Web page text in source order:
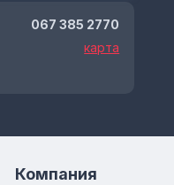
067 385 2770
карта
Компания